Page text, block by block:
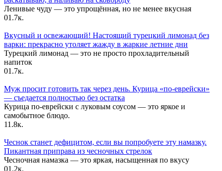
Ленивые чуду — это упрощённая, но не менее вкусная
01.7к.
Вкусный и освежающий! Настоящий турецкий лимонад без
варки: прекрасно утоляет жажду в жаркие летние дни
Турецкий лимонад — это не просто прохладительный
напиток
01.7к.
Муж просит готовить так через день. Курица «по-еврейски»
— съедается полностью без остатка
Курица по-еврейски с луковым соусом — это яркое и
самобытное блюдо.
11.8к.
Чеснок станет дефицитом, если вы попробуете эту намазку.
Пикантная приправа из чесночных стрелок
Чесночная намазка — это яркая, насыщенная по вкусу
01.2к.